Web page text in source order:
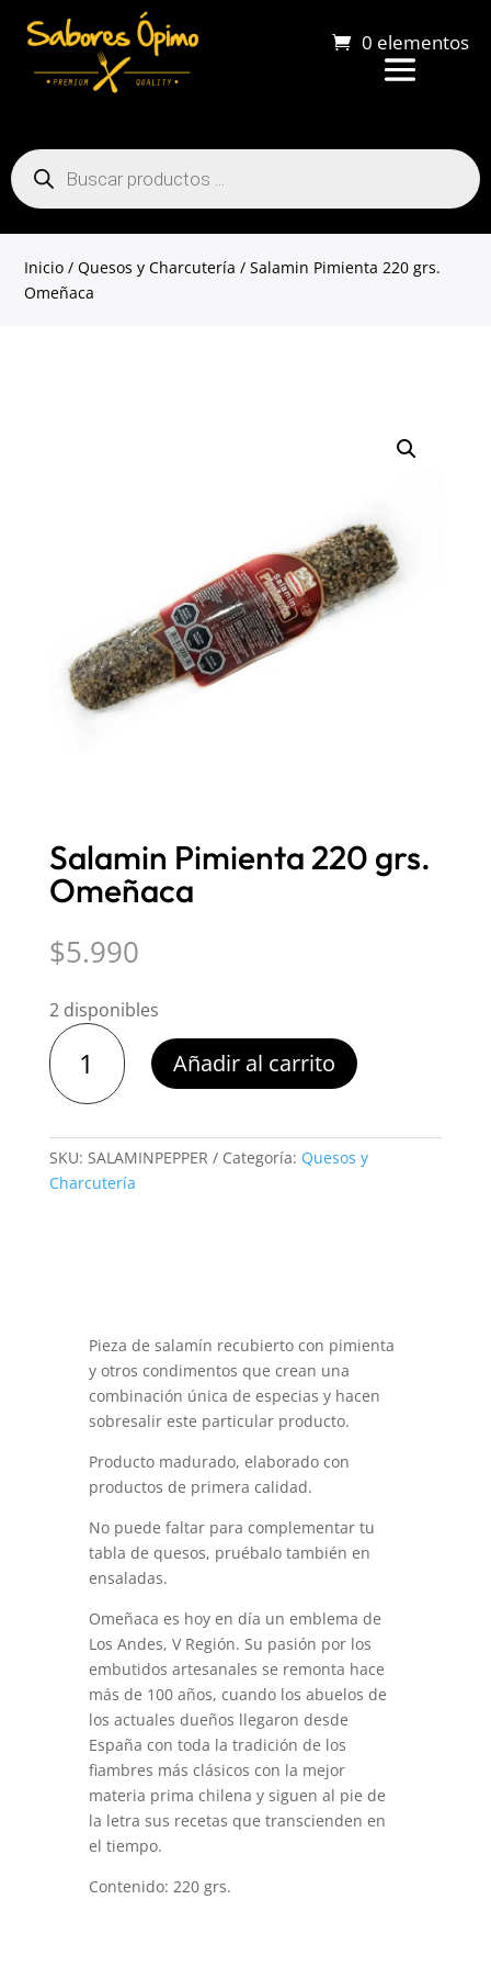
0 elementos
Búsqueda
de
productos
Inicio /Quesos y Charcutería / Salamin Pimienta 220 grs.
Omeñaca
Salamin Pimienta 220 grs.
Omeñaca
$5.990
2 disponibles
Salamin
Pimienta
220
grs.
Omeñaca
cantidad
Añadir al carrito
SKU: SALAMINPEPPER Categoría: Quesos y
Charcutería
Pieza de salamín recubierto con pimienta
y otros condimentos que crean una
combinación única de especias y hacen
sobresalir este particular producto.
Producto madurado, elaborado con
productos de primera calidad.
No puede faltar para complementar tu
tabla de quesos, pruébalo también en
ensaladas.
Omeñaca es hoy en día un emblema de
Los Andes, V Región. Su pasión por los
embutidos artesanales se remonta hace
más de 100 años, cuando los abuelos de
los actuales dueños llegaron desde
España con toda la tradición de los
fiambres más clásicos con la mejor
materia prima chilena y siguen al pie de
la letra sus recetas que transcienden en
el tiempo.
Contenido: 220 grs.